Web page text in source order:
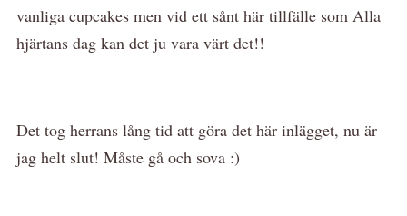
vanliga cupcakes men vid ett sånt här tillfälle som Alla
hjärtans dag kan det ju vara värt det!!
Det tog herrans lång tid att göra det här inlägget, nu är
jag helt slut! Måste gå och sova :)